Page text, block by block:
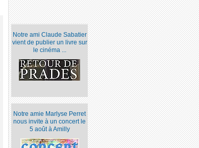
Notre ami Claude Sabatier
vient de publier un livre sur
le cinéma ...
Notre amie Marlyse Perret
nous invite à un concert le
5 août à Amilly